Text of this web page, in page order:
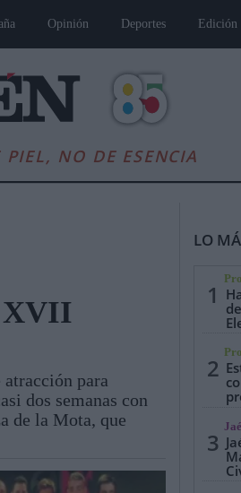
Opinión Deportes Edición
NO DE ESENCIA
Jaén,
XVII
para
dos semanas con
de la Mota, que
LO
1
2
3